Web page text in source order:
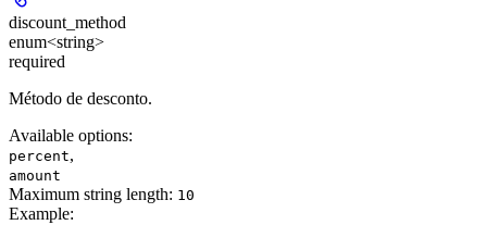
discount_method
enum<string>
required
Método de desconto.
Available options:
percent,
amount
Maximum string length: 10
Example: